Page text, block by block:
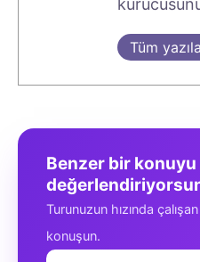
Tüm
Benzer bir konuyu
Turunuzun hızında
konuşun.